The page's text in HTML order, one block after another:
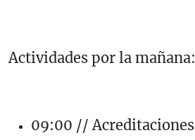
Actividades por la mañana:
09:00 // Acreditaciones